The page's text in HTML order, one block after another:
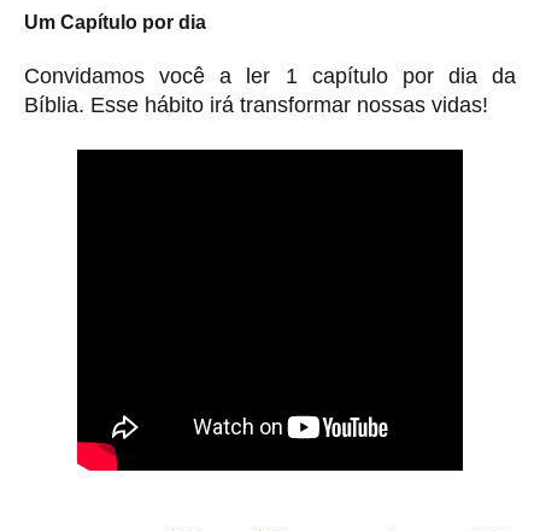
Um Capítulo por dia
Convidamos você a ler 1 capítulo por dia da
Bíblia. Esse hábito irá transformar nossas vidas!